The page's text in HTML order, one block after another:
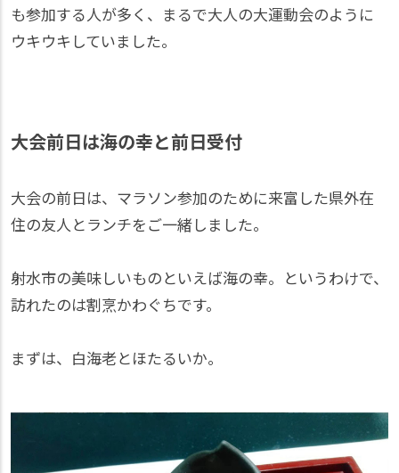
も参加する人が多く、まるで大人の大運動会のように
ウキウキしていました。
大会前日は海の幸と前日受付
大会の前日は、マラソン参加のために来富した県外在
住の友人とランチをご一緒しました。
射水市の美味しいものといえば海の幸。というわけで、
訪れたのは割烹かわぐちです。
まずは、白海老とほたるいか。